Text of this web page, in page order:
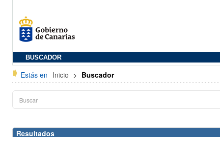
BUSCADOR
Estás en Inicio > Buscador
Resultados